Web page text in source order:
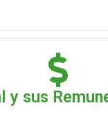
y sus